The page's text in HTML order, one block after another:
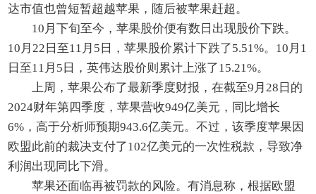
达市值也曾短暂超越苹果，随后被苹果赶超。
10月下旬至今，苹果股价便有数日出现股价下跌。
10月22日至11月5日，苹果股价累计下跌了5.51%。10月1
日至11月5日，英伟达股价则累计上涨了15.21%。
上周，苹果公布了最新季度财报，在截至9月28日的
2024财年第四季度，苹果营收949亿美元，同比增长
6%，高于分析师预期943.6亿美元。不过，该季度苹果因
欧盟此前的裁决支付了102亿美元的一次性税款，导致净
利润出现同比下滑。
苹果还面临再被罚款的风险。有消息称，根据欧盟